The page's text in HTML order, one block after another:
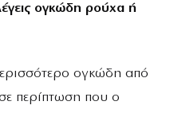
ογκώδη ρούχα ή
ογκώδη από
περίπτωση που ο